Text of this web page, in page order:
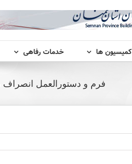
کمیسیون ها خدمات رفاهی
فرم و دستورالعمل انصراف